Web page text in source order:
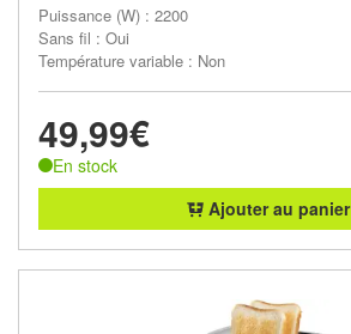
Puissance (W) : 2200
Sans fil : Oui
Température variable : Non
49,99€
En stock
Ajouter au panier